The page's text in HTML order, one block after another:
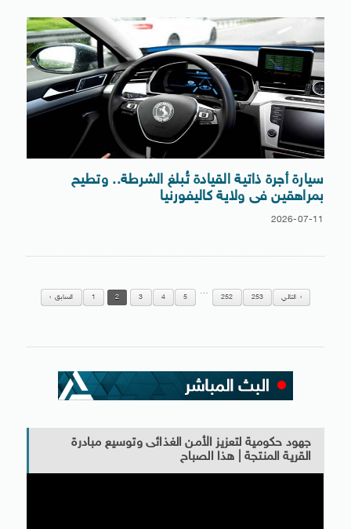
سيارة أجرة ذاتية القيادة تُبلغ الشرطة.. وتطيح
بمراهقين فى ولاية كاليفورنيا
2026-07-11
السابق 1 2 3 4 5
…
252 253 التالي
جهود حكومية لتعزيز الأمن الغذائى وتوسيع مبادرة
القرية المنتجة | هذا الصباح